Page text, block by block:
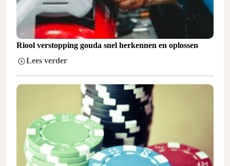
Riool verstopping gouda snel herkennen en oplossen
Lees verder